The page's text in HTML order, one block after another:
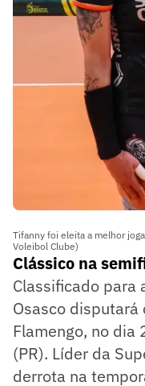
Tifanny foi eleita a melhor
Voleibol Clube)
Clássico na
Classificado para
Osasco disputará
Flamengo, no dia
(PR). Líder da
derrota na